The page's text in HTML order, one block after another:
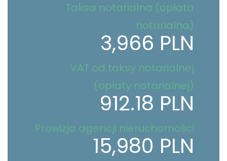
Taksa notarialna (opłata
notarialna)
3,966 PLN
VAT od taksy notarialnej
(opłaty notarialnej)
912.18 PLN
Prowizja agencji nieruchomości
15,980 PLN